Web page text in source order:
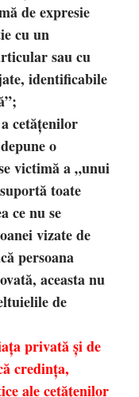
de expresie
cu un
sau cu
identificabile
cetățenilor
o
victimă a „unui
toate
ce nu se
vizate de
persoana
aceasta nu
de
privată și de
credința,
ale cetățenilor